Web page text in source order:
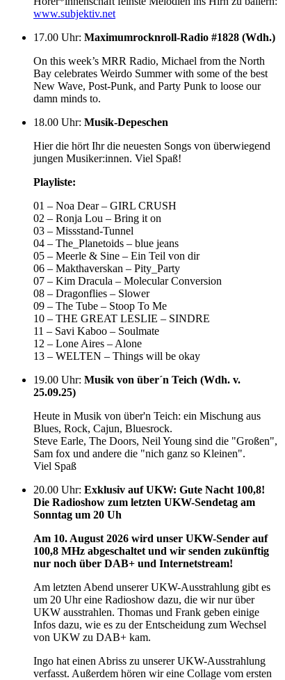
www.subjektiv.net
17.00 Uhr: Maximumrocknroll-Radio #1828 (Wdh.)
On this week’s MRR Radio, Michael from the North
Bay celebrates Weirdo Summer with some of the best
New Wave, Post-Punk, and Party Punk to loose our
damn minds to.
18.00 Uhr: Musik-Depeschen
Hier die hört Ihr die neuesten Songs von überwiegend
jungen Musiker:innen. Viel Spaß!
Playliste:
01 – Noa Dear – GIRL CRUSH
02 – Ronja Lou – Bring it on
03 – Missstand-Tunnel
04 – The_Planetoids – blue jeans
05 – Meerle & Sine – Ein Teil von dir
06 – Makthaverskan – Pity_Party
07 – Kim Dracula – Molecular Conversion
08 – Dragonflies – Slower
09 – The Tube – Stoop To Me
10 – THE GREAT LESLIE – SINDRE
11 – Savi Kaboo – Soulmate
12 – Lone Aires – Alone
13 – WELTEN – Things will be okay
19.00 Uhr: Musik von über´n Teich (Wdh. v.
25.09.25)
Heute in Musik von über'n Teich: ein Mischung aus
Blues, Rock, Cajun, Bluesrock.
Steve Earle, The Doors, Neil Young sind die "Großen",
Sam fox und andere die "nich ganz so Kleinen".
Viel Spaß
20.00 Uhr: Exklusiv auf UKW: Gute Nacht 100,8!
Die Radioshow zum letzten UKW-Sendetag am
Sonntag um 20 Uh
Am 10. August 2026 wird unser UKW-Sender auf
100,8 MHz abgeschaltet und wir senden zukünftig
nur noch über DAB+ und Internetstream!
Am letzten Abend unserer UKW-Ausstrahlung gibt es
um 20 Uhr eine Radioshow dazu, die wir nur über
UKW ausstrahlen. Thomas und Frank geben einige
Infos dazu, wie es zu der Entscheidung zum Wechsel
von UKW zu DAB+ kam.
Ingo hat einen Abriss zu unserer UKW-Ausstrahlung
verfasst. Außerdem hören wir eine Collage vom ersten